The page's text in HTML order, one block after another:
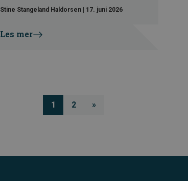
Stine Stangeland Haldorsen | 17. juni 2026
Les mer
1 2 »